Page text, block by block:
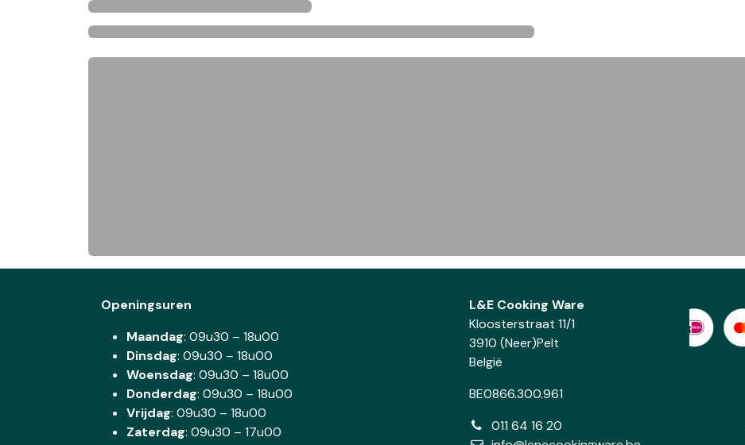
Openingsuren
Maandag: 09u30 – 18u00
Dinsdag: 09u30 – 18u00
Woensdag: 09u30 – 18u00
Donderdag: 09u30 – 18u00
Vrijdag: 09u30 – 18u00
Zaterdag: 09u30 – 17u00
L&E Cooking Ware
Kloosterstraat 11/1
3910 (Neer)Pelt
België
BE0866.300.961
011 64 16 20